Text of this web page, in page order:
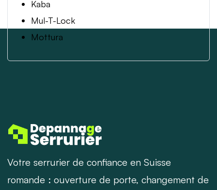
Kaba
Mul-T-Lock
Mottura
Votre serrurier de confiance en Suisse
romande : ouverture de porte, changement de